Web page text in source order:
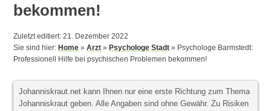
bekommen!
Zuletzt editiert: 21. Dezember 2022
Sie sind hier:Home »Arzt »Psychologe Stadt » Psychologe Barmstedt:
Professionell Hilfe bei psychischen Problemen bekommen!
Johanniskraut.net kann Ihnen nur eine erste Richtung zum Thema
Johanniskraut geben. Alle Angaben sind ohne Gewähr. Zu Risiken